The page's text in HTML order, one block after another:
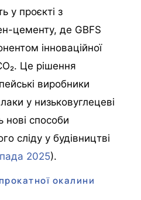
у проєкті з
цементу, де GBFS
інноваційної
Це рішення
виробники
у низьковуглецеві
нові способи
сліду у будівництві
2025).
окалини